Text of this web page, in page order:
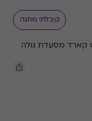
קיבלתי מתנה
קארד מסעדת נולה